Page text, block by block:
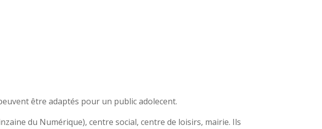
être adaptés pour un public adolecent.
du Numérique), centre social, centre de loisirs, mairie. Ils